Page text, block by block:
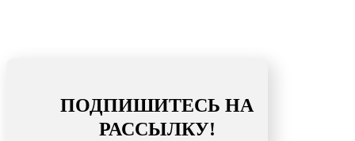
ПОДПИШИТЕСЬ НА
РАССЫЛКУ!